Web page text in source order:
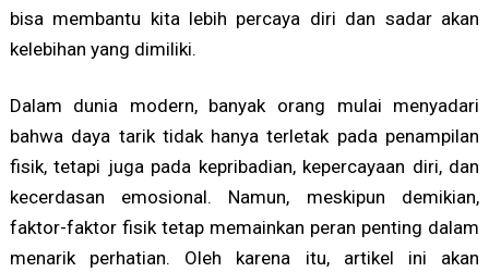
bisa membantu kita lebih percaya diri dan sadar akan
kelebihan yang dimiliki.
Dalam dunia modern, banyak orang mulai menyadari
bahwa daya tarik tidak hanya terletak pada penampilan
fisik, tetapi juga pada kepribadian, kepercayaan diri, dan
kecerdasan emosional. Namun, meskipun demikian,
faktor-faktor fisik tetap memainkan peran penting dalam
menarik perhatian. Oleh karena itu, artikel ini akan